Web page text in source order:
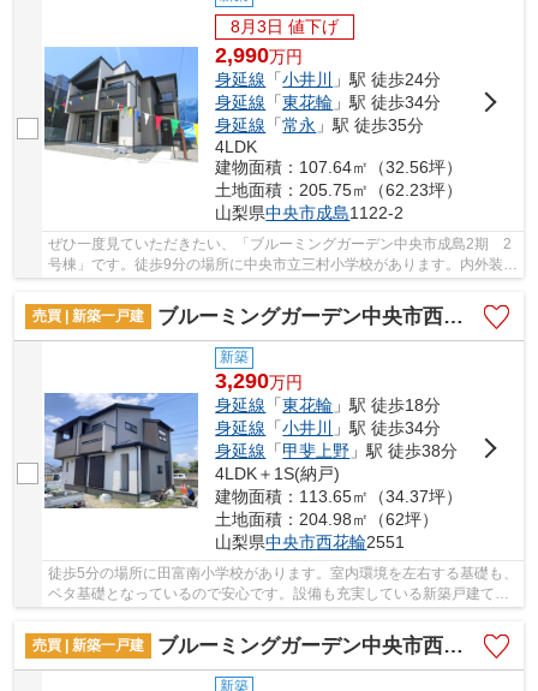
8月3日 値下げ
2,990万円
身延線 「小井川
」駅 徒歩24分
身延線 「東花輪 」駅 徒歩34分
身延線 「常永 」駅 徒歩35分
4LDK
建物面積：107.64㎡（32.56坪）
土地面積：205.75㎡（62.23坪）
山梨県中央市成島1122-2
ぜひ一度見ていただきたい、「ブルーミングガーデン中央市成島2期 2
号棟」です。徒歩9分の場所に中央市立三村小学校があります。内外装共
売買 | 新築一戸建
ブルーミングガーデン中央市西花輪2期 1号棟
新築
3,290万円
身延線 「東花輪 」駅 徒歩18分
身延線 「小井川
」駅 徒歩34分
身延線 「甲斐上野 」駅 徒歩38分
4LDK＋1S(納戸)
建物面積：113.65㎡（34.37坪）
土地面積：204.98㎡（62坪）
山梨県中央市西花輪2551
徒歩5分の場所に田富南小学校があります。室内環境を左右する基礎も、
ベタ基礎となっているので安心です。設備も充実している新築戸建ての
物件はいかがでしょうか。地盤が弱いと大惨事...
売買 | 新築一戸建
ブルーミングガーデン中央市西花輪2期 2号棟
新築